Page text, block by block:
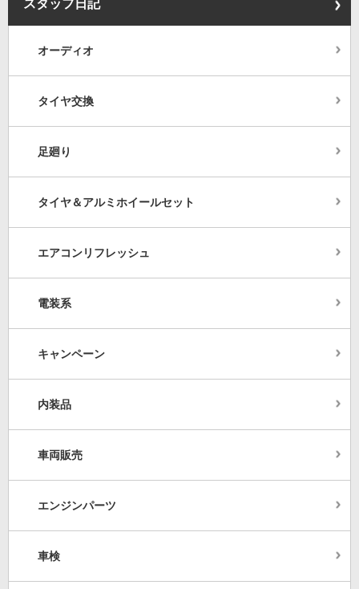
スタッフ日記
オーディオ
タイヤ交換
足廻り
タイヤ＆アルミホイールセット
エアコンリフレッシュ
電装系
キャンペーン
内装品
車両販売
エンジンパーツ
車検